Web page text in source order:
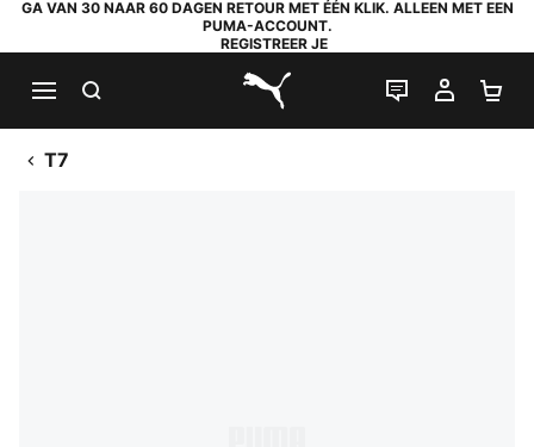
GA VAN 30 NAAR 60 DAGEN RETOUR MET ÉÉN KLIK. ALLEEN MET EEN
PUMA-ACCOUNT.
REGISTREER JE
PUMA.com
LIVE CHAT
MIJN
T7